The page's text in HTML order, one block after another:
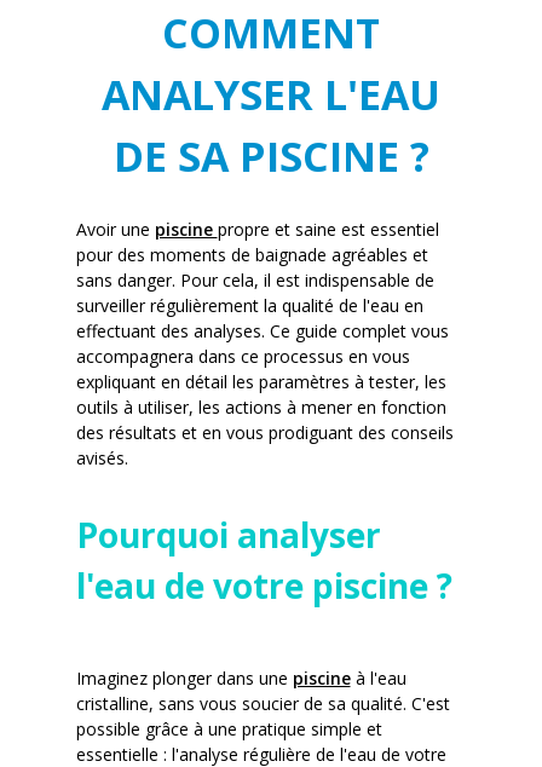
COMMENT
ANALYSER L'EAU
DE SA PISCINE ?
Avoir une piscine propre et saine est essentiel
pour des moments de baignade agréables et
sans danger. Pour cela, il est indispensable de
surveiller régulièrement la qualité de l'eau en
effectuant des analyses. Ce guide complet vous
accompagnera dans ce processus en vous
expliquant en détail les paramètres à tester, les
outils à utiliser, les actions à mener en fonction
des résultats et en vous prodiguant des conseils
avisés.
Pourquoi analyser
l'eau de votre piscine ?
Imaginez plonger dans une piscineà l'eau
cristalline, sans vous soucier de sa qualité. C'est
possible grâce à une pratique simple et
essentielle : l'analyse régulière de l'eau de votre